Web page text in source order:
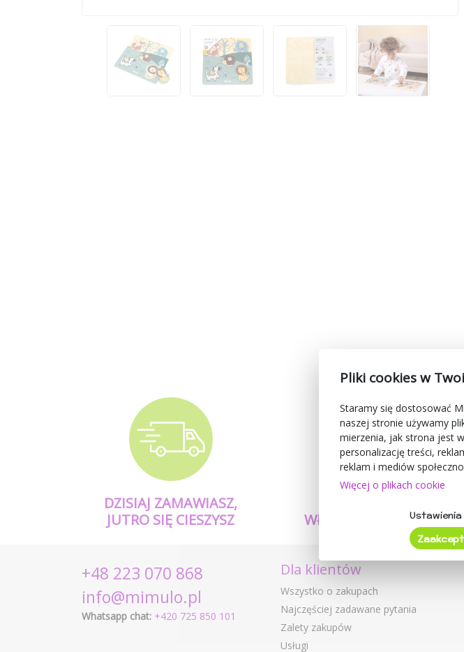
DZISIAJ ZAMAWIASZ,
JUTRO SIĘ CIESZYSZ
WŁASNE PRODUKTY
+48 223 070 868
info@mimulo.pl
Whatsapp chat: +420 725 850 101
Dla klientów
Wszystko o zakupach
Najczęściej zadawane pytania
Zalety zakupów
Usługi
Pliki cookies w
Staramy się dostosować
naszej stronie używamy
mierzenia, jak strona jest
personalizację treści,
reklam i mediów
Więcej o plikach cookie